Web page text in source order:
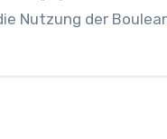
Nutzung der